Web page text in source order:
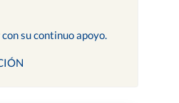
su continuo apoyo.